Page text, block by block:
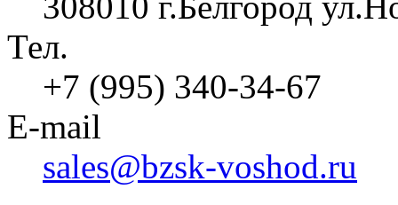
Тел.
+7 (995) 340-34-67
E-mail
sales@bzsk-voshod.ru